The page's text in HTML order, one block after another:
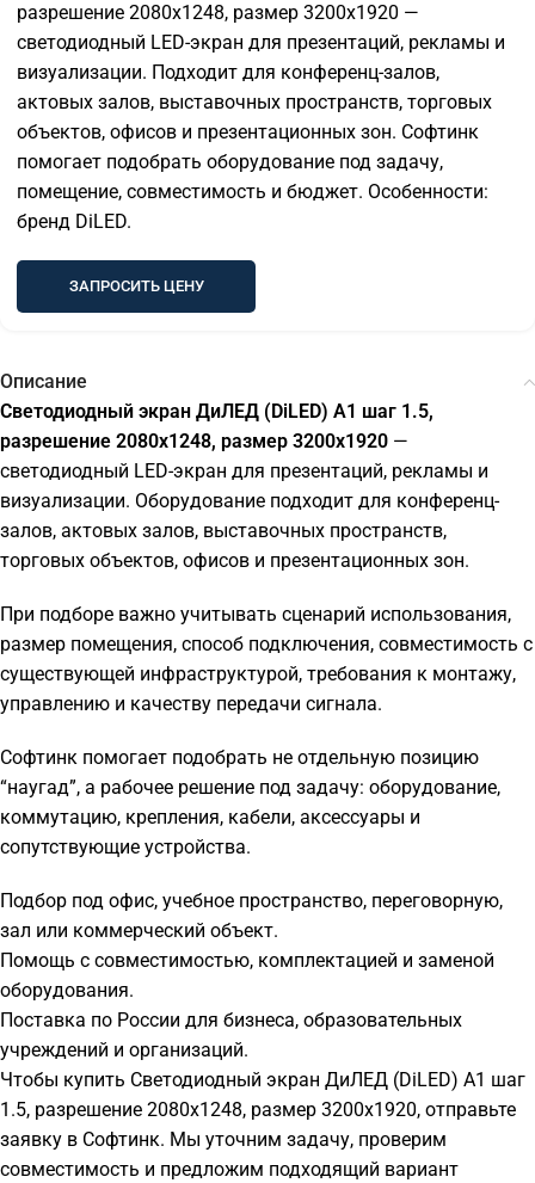
разрешение 2080х1248, размер 3200х1920 —
светодиодный LED-экран для презентаций, рекламы и
визуализации. Подходит для конференц-залов,
актовых залов, выставочных пространств, торговых
объектов, офисов и презентационных зон. Софтинк
помогает подобрать оборудование под задачу,
помещение, совместимость и бюджет. Особенности:
бренд DiLED.
ЗАПРОСИТЬ ЦЕНУ
Описание
Светодиодный экран ДиЛЕД (DiLED) A1 шаг 1.5,
разрешение 2080х1248, размер 3200х1920 —
светодиодный LED-экран для презентаций, рекламы и
визуализации. Оборудование подходит для конференц-
залов, актовых залов, выставочных пространств,
торговых объектов, офисов и презентационных зон.
При подборе важно учитывать сценарий использования,
размер помещения, способ подключения, совместимость с
существующей инфраструктурой, требования к монтажу,
управлению и качеству передачи сигнала.
Софтинк помогает подобрать не отдельную позицию
“наугад”, а рабочее решение под задачу: оборудование,
коммутацию, крепления, кабели, аксессуары и
сопутствующие устройства.
Подбор под офис, учебное пространство, переговорную,
зал или коммерческий объект.
Помощь с совместимостью, комплектацией и заменой
оборудования.
Поставка по России для бизнеса, образовательных
учреждений и организаций.
Чтобы купить Светодиодный экран ДиЛЕД (DiLED) A1 шаг
1.5, разрешение 2080х1248, размер 3200х1920, отправьте
заявку в Софтинк. Мы уточним задачу, проверим
совместимость и предложим подходящий вариант